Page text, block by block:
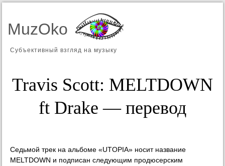
MuzOko
Субъективный взгляд на музыку
Travis Scott: MELTDOWN
ft Drake — перевод
Седьмой трек на альбоме «UTOPIA» носит название
MELTDOWN и подписан следующим продюсерским